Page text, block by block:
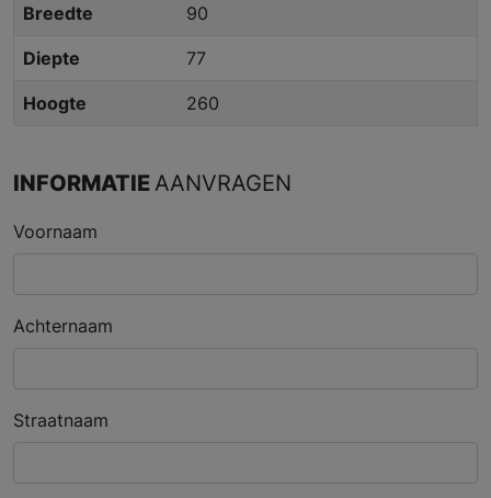
Breedte 90
Diepte 77
Hoogte 260
INFORMATIE AANVRAGEN
Voornaam
Achternaam
Straatnaam